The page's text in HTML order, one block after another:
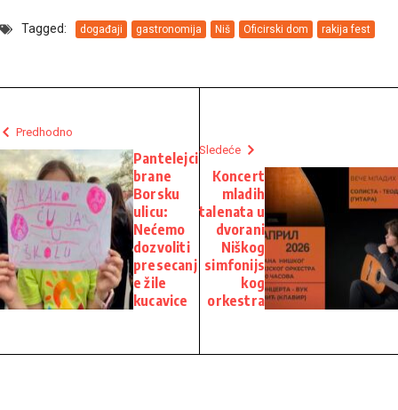
Tagged: događaji gastronomija Niš Oficirski dom rakija fest
Predhodno
Pantelejci
brane
Borsku
ulicu:
Nećemo
dozvoliti
presecanj
e žile
kucavice
Sledeće
Koncert
mladih
talenata u
dvorani
Niškog
simfonijs
kog
orkestra